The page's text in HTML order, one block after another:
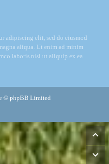
adipiscing elit, sed do eiusmod
aliqua. Ut enim ad minim
laboris nisi ut aliquip ex ea
© phpBB Limited